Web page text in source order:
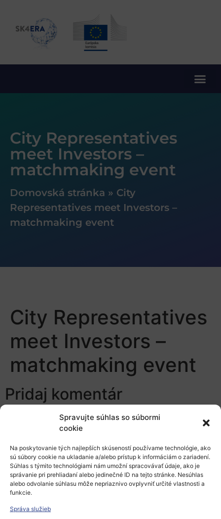
Spravujte súhlas so súbormi
cookie
Na poskytovanie tých najlepších skúseností používame technológie, ako
sú súbory cookie na ukladanie a/alebo prístup k informáciám o zariadení.
Súhlas s týmito technológiami nám umožní spracovávať údaje, ako je
správanie pri prehliadaní alebo jedinečné ID na tejto stránke. Nesúhlas
alebo odvolanie súhlasu môže nepriaznivo ovplyvniť určité vlastnosti a
funkcie.
Správa služieb
City Representatives
meet Investors –
matchmaking event
Domovská stránka » City
Representatives meet Investors –
matchmaking event
City Representatives
meet Investors –
matchmaking event
Pridaj komentár
Prepáčte, ale pred zanechaním komentára sa musíte